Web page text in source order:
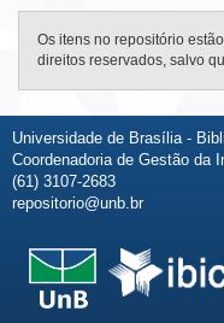
Os itens no repositório
direitos reservados, salvo
Universidade de Brasília -
Coordenadoria de Gestão da
(61) 3107-2683
repositorio@unb.br